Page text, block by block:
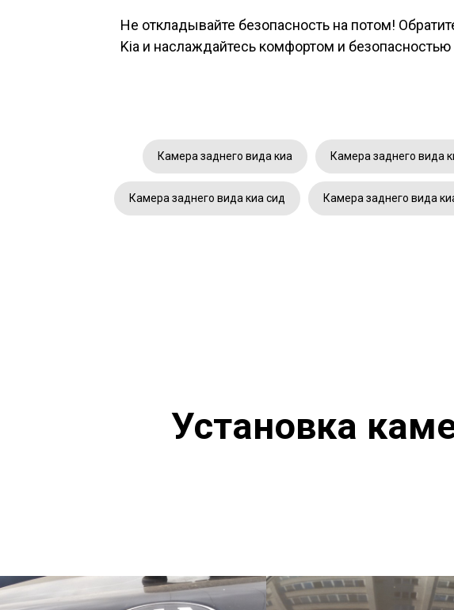
Не откладывайте безопасность на потом!
Kia и наслаждайтесь комфортом и безопасностью
Камера заднего вида киа Камера заднего вида
Камера заднего вида киа сид Камера заднего вида
Установка